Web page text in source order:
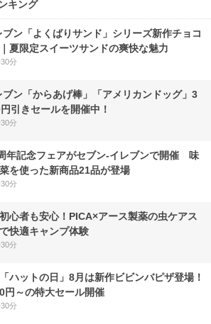
キング
ブン「よくばりサンド」シリーズ新作チョコ
夏限定スイーツサンドの爽快な魅力
分
ブン「からあげ棒」「アメリカンドッグ」3
引きセールを開催中！
分
年記念フェアがセブン-イレブンで開催 味
を使った新商品21品が登場
分
心者も安心！PICA×アース製薬の虫ケアス
快適キャンプ体験
分
ハットの日」8月は新作ビビンバピザ登場！
円～の特大セール開催
分